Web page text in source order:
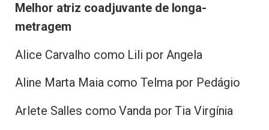
Melhor atriz coadjuvante de longa-
metragem
Alice Carvalho como Lili por Angela
Aline Marta Maia como Telma por Pedágio
Arlete Salles como Vanda por Tia Virgínia